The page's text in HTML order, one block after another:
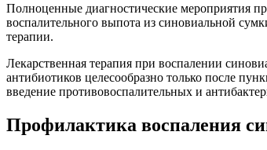
Полноценные диагностические мероприятия
воспалительного выпота из синовиальной
терапии.
Лекарственная терапия при воспалении
антибиотиков целесообразно только после
введение противовоспалительных и
Профилактика воспаления